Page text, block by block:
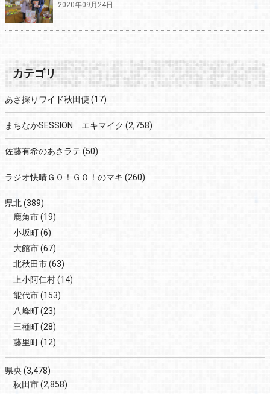
2020年09月24日
カテゴリ
あさ採りワイド秋田便 (17)
まちなかSESSION エキマイク (2,758)
佐藤有希のあさラテ (50)
ラジオ快晴ＧＯ！ＧＯ！のマキ (260)
県北(389)
鹿角市(19)
小坂町(6)
大館市(67)
北秋田市(63)
上小阿仁村(14)
能代市(153)
八峰町(23)
三種町(28)
藤里町(12)
県央 (3,478)
秋田市(2,858)